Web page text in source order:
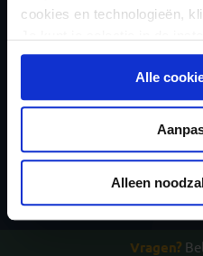
cookies en technologieën,
onder aan de pagina op elk
toekomst wijzigen.Alle
Alleen
Vragen?